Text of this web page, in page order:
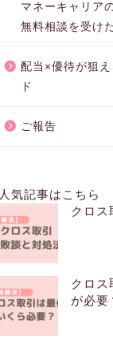
マネーキャリア
無料相談を受け
配当×優待が狙
ド
ご報告
人気記事はこちら
クロス
クロス
が必要